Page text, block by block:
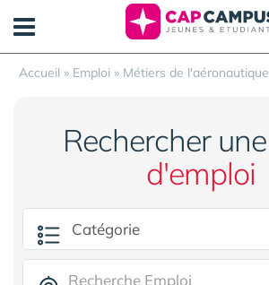
Accueil » Emploi » Métiers de l'aéronautique
Rechercher une
d'emploi
Panneau de gestion des cookies